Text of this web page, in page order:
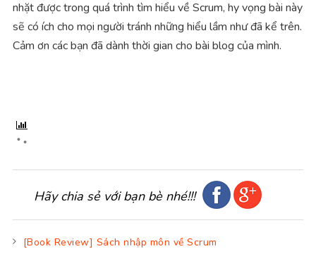
nhặt được trong quá trình tìm hiểu về Scrum, hy vọng bài này
sẽ có ích cho mọi người tránh những hiểu lầm như đã kể trên.
Cảm ơn các bạn đã dành thời gian cho bài blog của mình.
Hãy chia sẻ với bạn bè nhé!!!
[Book Review] Sách nhập môn về Scrum